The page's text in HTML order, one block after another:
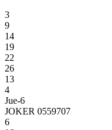
3
9
14
19
22
26
13
4
Jue-6
JOKER 0559707
6